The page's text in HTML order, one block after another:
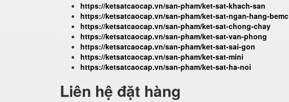
https://ketsatcaocap.vn/san-pham/ket-sat-khach-san
https://ketsatcaocap.vn/san-pham/ket-sat-ngan-hang-bemc
https://ketsatcaocap.vn/san-pham/ket-sat-chong-chay
https://ketsatcaocap.vn/san-pham/ket-sat-van-phong
https://ketsatcaocap.vn/san-pham/ket-sat-sai-gon
https://ketsatcaocap.vn/san-pham/ket-sat-mini
https://ketsatcaocap.vn/san-pham/ket-sat-ha-noi
Liên hệ đặt hàng